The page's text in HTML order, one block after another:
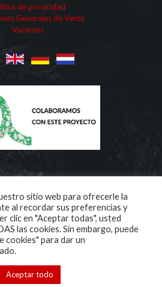
de privacidad
Generales de Venta
Vacantes
Aridos Internacionales | All Rights
sitio web para ofrecerle la
al recordar sus preferencias y
clic en "Aceptar todas", usted
las cookies. Sin embargo, puede
cookies" para dar un
Aceptar todo